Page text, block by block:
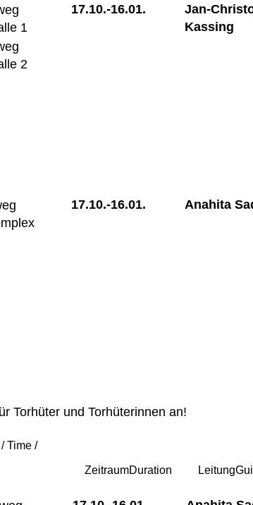
1
2
17.10.-16.01.
Jan-
Kassing
17.10.-16.01. Anahita
Torhüter und Torhüterinnen an!
Time /
ZeitraumDuration Leitung